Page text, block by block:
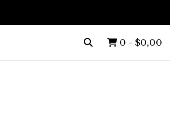
0 - $0,00